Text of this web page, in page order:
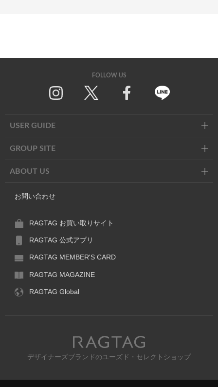
FOLLOW US
USER GUIDE
GROUP SITE
ABOUT US
お問い合わせ
RAGTAG お買い取りサイト
RAGTAG 公式アプリ
RAGTAG MEMBER'S CARD
RAGTAG MAGAZINE
RAGTAG Global
RAGTAG
デザイナーズブランドのユーズド・セレクトショップ